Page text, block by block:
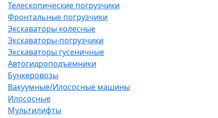
Телескопические погрузчики
Фронтальные погрузчики
Экскаваторы колесные
Экскаваторы-погрузчики
Экскаваторы гусеничные
Автогидроподъемники
Бункеровозы
Вакуумные/Илососные машины
Илососные
Мультилифты